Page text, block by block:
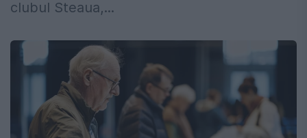
clubul Steaua,...